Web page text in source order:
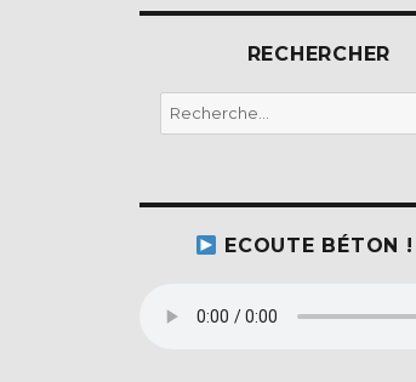
RECHERCHER
Recherche
pour :
ECOUTE BÉTON !